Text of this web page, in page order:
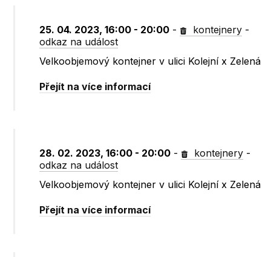
25. 04. 2023, 16:00 - 20:00 - kontejnery -
odkaz na událost
Velkoobjemový kontejner v ulici Kolejní x Zelená
Přejít na více informací
28. 02. 2023, 16:00 - 20:00 - kontejnery -
odkaz na událost
Velkoobjemový kontejner v ulici Kolejní x Zelená
Přejít na více informací